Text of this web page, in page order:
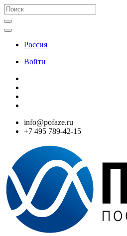
Россия
Войти
info@pofaze.ru
+7 495 789-42-15